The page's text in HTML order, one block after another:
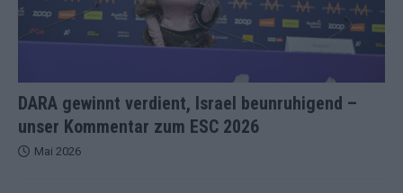
DARA gewinnt verdient, Israel beunruhigend –
unser Kommentar zum ESC 2026
Mai 2026